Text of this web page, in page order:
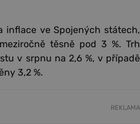
inflace ve Spojených státech,
těsně pod 3 %. Trh
v srpnu na 2,6 %, v případě
3,2 %.
REKLAMA